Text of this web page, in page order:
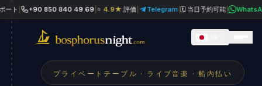
| +90 850 840 49 69|⭐ 4.9★ 評価| Telegram|🗓 当日予約可能| WhatsApp|💳
プライベートテーブル · ライブ音楽 · 船内払い